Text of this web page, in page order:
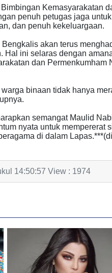
Kemasyarakatan
penuh petugas jaga
dan penuh kekeluargaan.
akan terus
Hal ini selaras dengan
dan Permenkumham
binaan tidak hanya
semangat Maulid
nyata untuk mempererat
di dalam
14:50:57 View : 1974